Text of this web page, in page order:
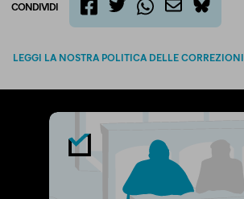
CONDIVIDI
bluesky
LEGGI LA NOSTRA POLITICA DELLE CORREZIONI